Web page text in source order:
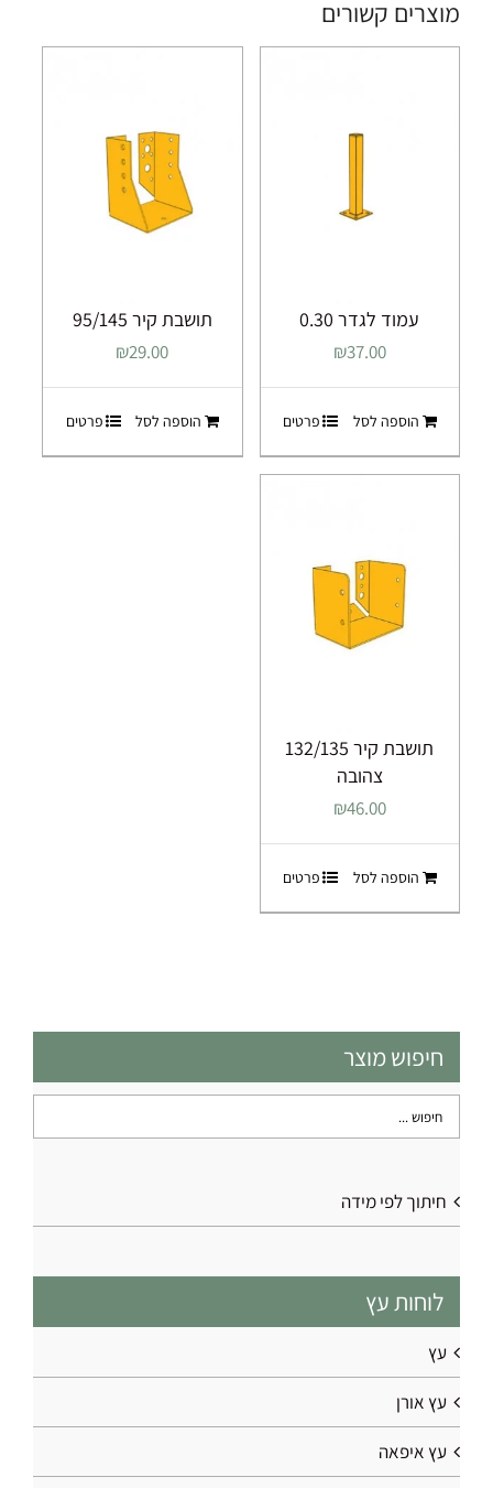
מוצרים קשורים
עמוד לגדר 0.30
₪37.00
הוספה לסל פרטים
תושבת קיר 95/145
₪29.00
הוספה לסל פרטים
תושבת קיר 132/135
צהובה
₪46.00
הוספה לסל פרטים
חיפוש מוצר
חיתוך לפי מידה
לוחות עץ
עץ
עץ אורן
עץ איפאה